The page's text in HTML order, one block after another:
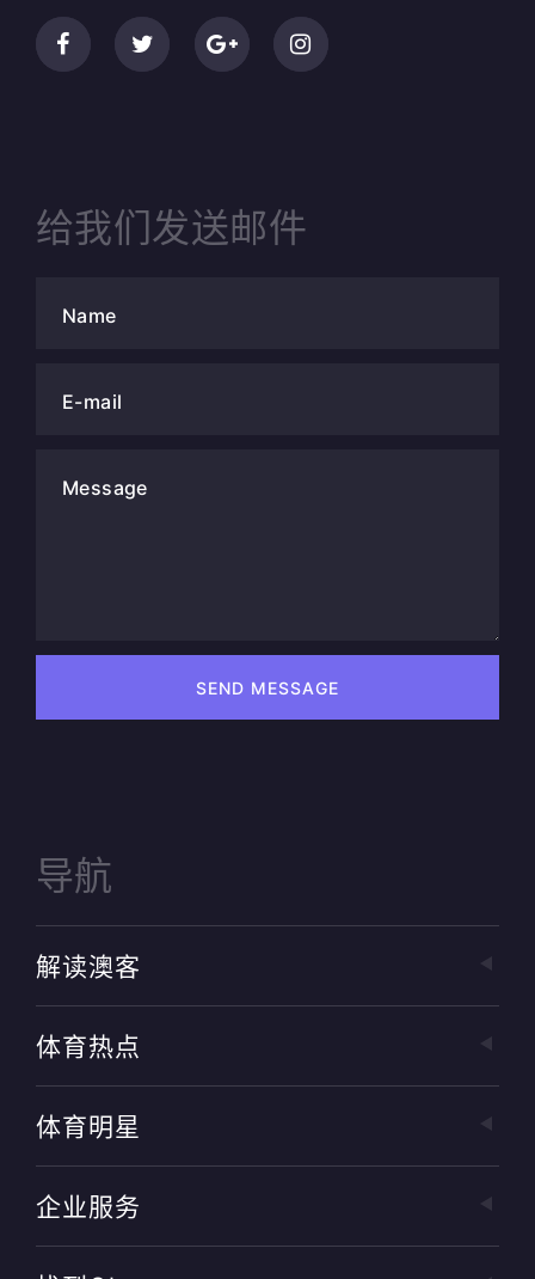
给我们发送邮件
Name
E-mail
Message
SEND MESSAGE
导航
解读澳客
体育热点
体育明星
企业服务